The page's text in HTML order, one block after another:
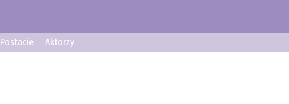
Postacie Aktorzy